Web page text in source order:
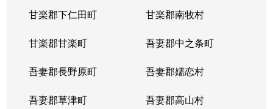
甘楽郡下仁田町 甘楽郡南牧村
甘楽郡甘楽町 吾妻郡中之条町
吾妻郡長野原町 吾妻郡嬬恋村
吾妻郡草津町 吾妻郡高山村